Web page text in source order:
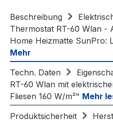
Beschreibung
Thermostat RT-60 Wlan -
Home Heizmatte SunPro:
Mehr
Techn. Daten
RT-60 Wlan mit
Fliesen 160 W/m²" Mehr
Produktsicherheit